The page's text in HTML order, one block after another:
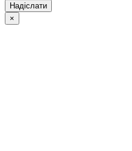
Надіслати
×